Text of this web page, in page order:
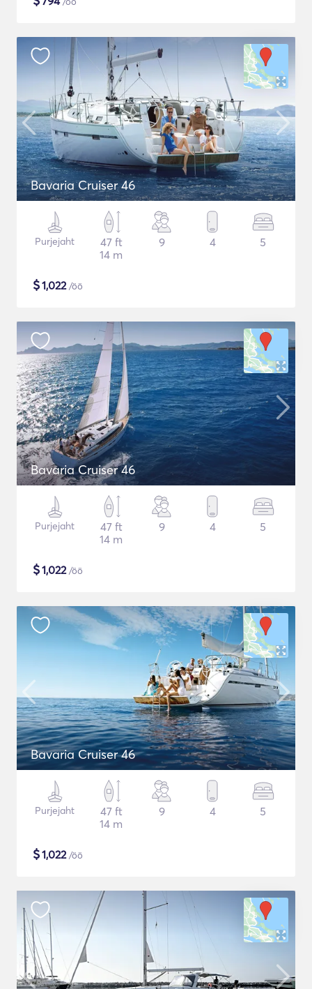
Bavaria Cruiser 46
Purjejaht
47 ft
14 m
9 4 5
$1,022/öö
Bavaria Cruiser 46
Purjejaht
47 ft
14 m
9 4 5
$1,022/öö
Bavaria Cruiser 46
Purjejaht
47 ft
14 m
9 4 5
$1,022/öö